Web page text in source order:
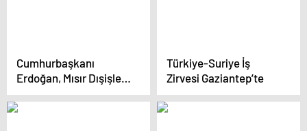
Cumhurbaşkanı
Erdoğan, Mısır Dışişleri
Bakanı Abdulati’yi
kabul etti
Türkiye-Suriye İş
Zirvesi Gaziantep’te